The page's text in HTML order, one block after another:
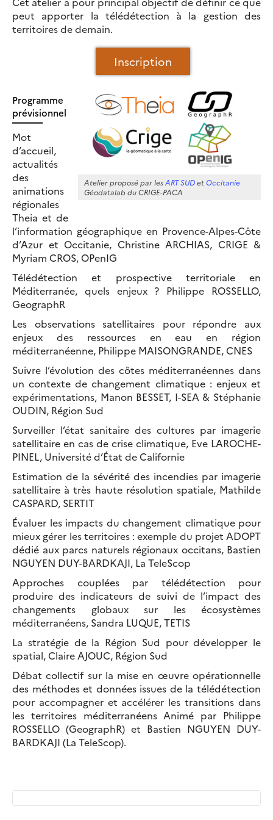
peut apporter la télédétection à la gestion des
territoires de demain.
Inscription
Atelier proposé par lesART SUDetOccitanie
Géodatalab du CRIGE-PACA
Programme
prévisionnel
Mot
d’accueil,
actualités
des
animations
régionales
Theia et de
l’information géographique en Provence-Alpes-Côte
d’Azur et Occitanie, Christine ARCHIAS, CRIGE &
Myriam CROS, OPenIG
Télédétection et prospective territoriale en
Méditerranée, quels enjeux ? Philippe ROSSELLO,
GeographR
Les observations satellitaires pour répondre aux
enjeux des ressources en eau en région
méditerranéenne, Philippe MAISONGRANDE, CNES
Suivre l’évolution des côtes méditerranéennes dans
un contexte de changement climatique : enjeux et
expérimentations, Manon BESSET, I-SEA & Stéphanie
OUDIN, Région Sud
Surveiller l’état sanitaire des cultures par imagerie
satellitaire en cas de crise climatique, Eve LAROCHE-
PINEL, Université d’État de Californie
Estimation de la sévérité des incendies par imagerie
satellitaire à très haute résolution spatiale, Mathilde
CASPARD, SERTIT
Évaluer les impacts du changement climatique pour
mieux gérer les territoires : exemple du projet ADOPT
dédié aux parcs naturels régionaux occitans, Bastien
NGUYEN DUY-BARDKAJI, La TeleScop
Approches couplées par télédétection pour
produire des indicateurs de suivi de l’impact des
changements globaux sur les écosystèmes
méditerranéens, Sandra LUQUE, TETIS
La stratégie de la Région Sud pour développer le
spatial, Claire AJOUC, Région Sud
Débat collectif sur la mise en œuvre opérationnelle
des méthodes et données issues de la télédétection
pour accompagner et accélérer les transitions dans
les territoires méditerranéens Animé par Philippe
ROSSELLO (GeographR) et Bastien NGUYEN DUY-
BARDKAJI (La TeleScop).